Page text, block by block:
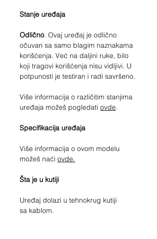
Stanje uređaja
Odlično. Ovaj uređaj je odlično
očuvan sa samo blagim naznakama
korišćenja. Već na daljini ruke, bilo
koji tragovi korišćenja nisu vidljivi. U
potpunosti je testiran i radi savršeno.
Više informacija o različitim stanjima
uređaja možeš pogledati ovde.
Specifikacija uređaja
Više informacija o ovom modelu
možeš naći ovde.
Šta je u kutiji
Uređaj dolazi u tehnokrug kutiji
sa kablom.